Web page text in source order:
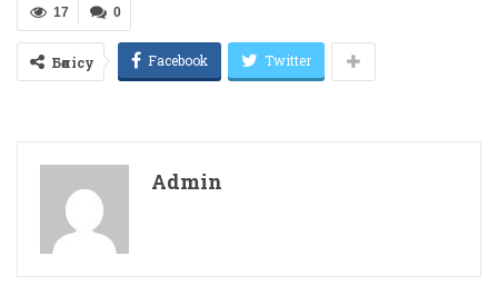
0
17
Бөлісу Facebook Twitter
Admin